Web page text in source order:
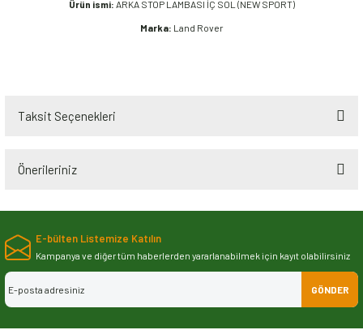
Ürün ismi: ARKA STOP LAMBASI İÇ SOL (NEW SPORT)
Marka: Land Rover
Taksit Seçenekleri
Önerileriniz
Bu ürünün fiyat bilgisi, resim, ürün açıklamalarında ve diğer konularda
iletebilirsiniz.
Görüş ve önerileriniz için teşekkür ederiz.
Ürün resmi kalitesiz, bozuk veya görüntülenemiyor.
E-bülten Listemize Katılın
Kampanya ve diğer tüm haberlerden yararlanabilmek için kayıt olabilirsiniz
GÖNDER